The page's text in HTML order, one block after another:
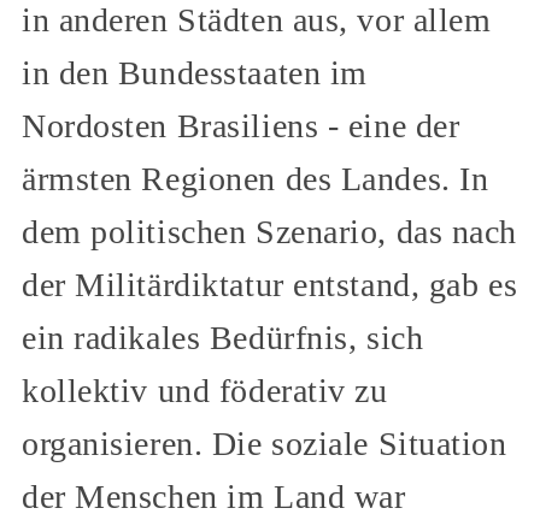
in anderen Städten aus, vor allem
in den Bundesstaaten im
Nordosten Brasiliens - eine der
ärmsten Regionen des Landes. In
dem politischen Szenario, das nach
der Militärdiktatur entstand, gab es
ein radikales Bedürfnis, sich
kollektiv und föderativ zu
organisieren. Die soziale Situation
der Menschen im Land war